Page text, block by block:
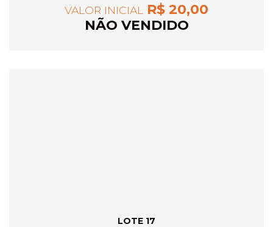
VALOR INICIAL
R$ 20,00
NÃO VENDIDO
LOTE 17